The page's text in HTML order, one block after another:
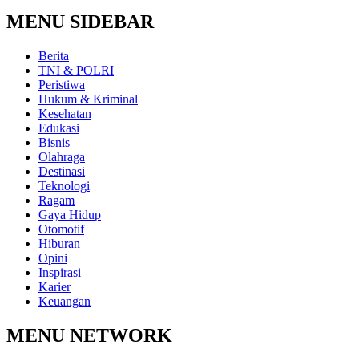
MENU SIDEBAR
Berita
TNI & POLRI
Peristiwa
Hukum & Kriminal
Kesehatan
Edukasi
Bisnis
Olahraga
Destinasi
Teknologi
Ragam
Gaya Hidup
Otomotif
Hiburan
Opini
Inspirasi
Karier
Keuangan
MENU NETWORK